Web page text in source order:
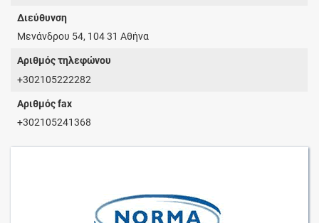
Διεύθυνση
Μενάνδρου 54, 104 31 Αθήνα
Αριθμός τηλεφώνου
+302105222282
Αριθμός fax
+302105241368